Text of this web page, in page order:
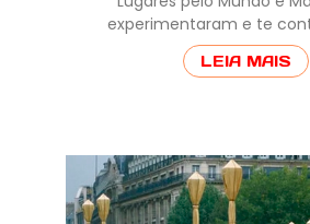
experimentaram e te
LEIA MAIS